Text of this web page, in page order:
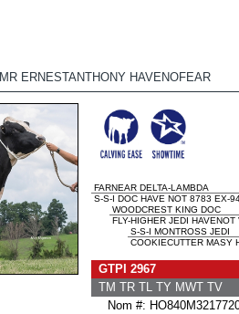
MR ERNESTANTHONY HAVENOFEAR
FARNEAR DELTA-LAMBDA
S-S-I DOC HAVE NOT 8783 EX-
WOODCREST KING DOC
FLY-HIGHER JEDI HAVENOT
S-S-I MONTROSS JEDI
COOKIECUTTER MASY
GTPI 2967
TM TR TL TY MWT TV
Nom #: